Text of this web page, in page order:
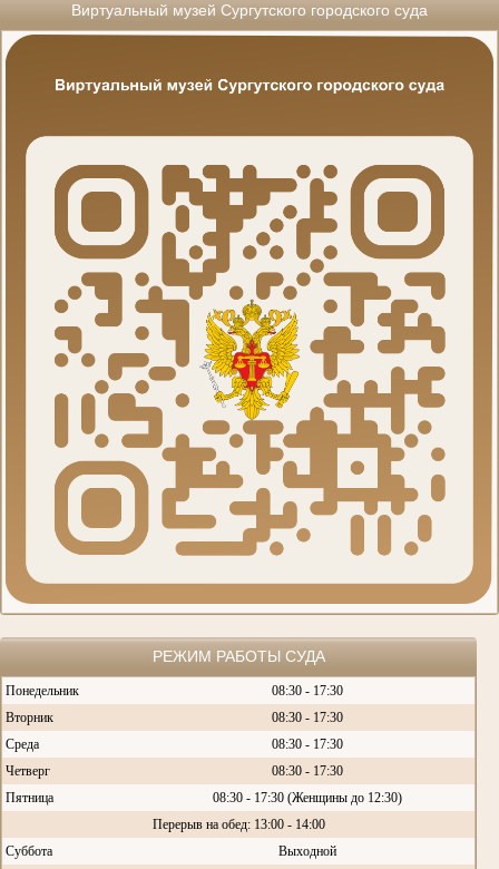
Виртуальный музей Сургутского городского суда
РЕЖИМ РАБОТЫ СУДА
Понедельник
08:30 - 17:30
Вторник
08:30 - 17:30
Среда
08:30 - 17:30
Четверг
08:30 - 17:30
Пятница
08:30 - 17:30 (Женщины до 12:30)
Перерыв на обед: 13:00 - 14:00
Суббота
Выходной